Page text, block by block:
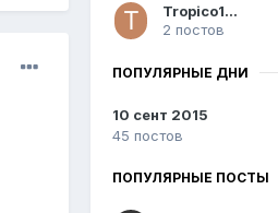
Tropico1976
2 постов
ПОПУЛЯРНЫЕ ДНИ
10 сент 2015
45 постов
ПОПУЛЯРНЫЕ ПОСТЫ